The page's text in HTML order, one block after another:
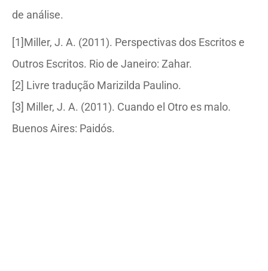
de análise.
[1]Miller, J. A. (2011). Perspectivas dos Escritos e
Outros Escritos. Rio de Janeiro: Zahar.
[2] Livre tradução Marizilda Paulino.
[3] Miller, J. A. (2011). Cuando el Otro es malo.
Buenos Aires: Paidós.